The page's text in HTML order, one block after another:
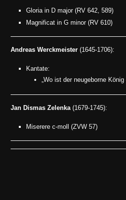
Gloria in D major (RV 642, 589)
Magnificat in G minor (RV 610)
Andreas Werckmeister (1645-1706):
Kantate:
„Wo ist der neugeborne König
Jan Dismas Zelenka (1679-1745):
Miserere c-moll (ZVW 57)